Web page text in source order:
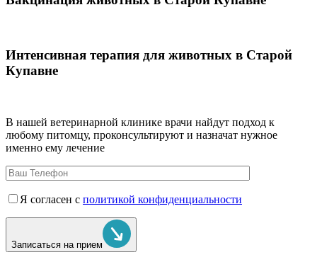
Интенсивная терапия для животных в Старой
Купавне
В нашей ветеринарной клинике врачи найдут подход к
любому питомцу, проконсультируют и назначат нужное
именно ему лечение
Я согласен с политикой конфиденциальности
Записаться на прием